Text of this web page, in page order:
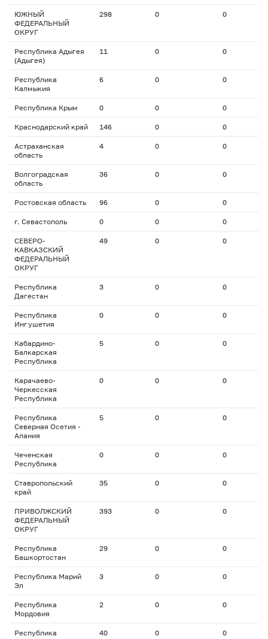
ЮЖНЫЙ
ФЕДЕРАЛЬНЫЙ
ОКРУГ
298 0 0
Республика Адыгея
(Адыгея)
11 0 0
Республика
Калмыкия
6 0 0
Республика Крым 0 0 0
Краснодарский край 146 0 0
Астраханская
область
4 0 0
Волгоградская
область
36 0 0
Ростовская область 96 0 0
г. Севастополь 0 0 0
СЕВЕРО-
КАВКАЗСКИЙ
ФЕДЕРАЛЬНЫЙ
ОКРУГ
49 0 0
Республика
Дагестан
3 0 0
Республика
Ингушетия
0 0 0
Кабардино-
Балкарская
Республика
5 0 0
Карачаево-
Черкесская
Республика
0 0 0
Республика
Северная Осетия -
Алания
5 0 0
Чеченская
Республика
0 0 0
Ставропольский
край
35 0 0
ПРИВОЛЖСКИЙ
ФЕДЕРАЛЬНЫЙ
ОКРУГ
393 0 0
Республика
Башкортостан
29 0 0
Республика Марий
Эл
3 0 0
Республика
Мордовия
2 0 0
Республика
40 0 0